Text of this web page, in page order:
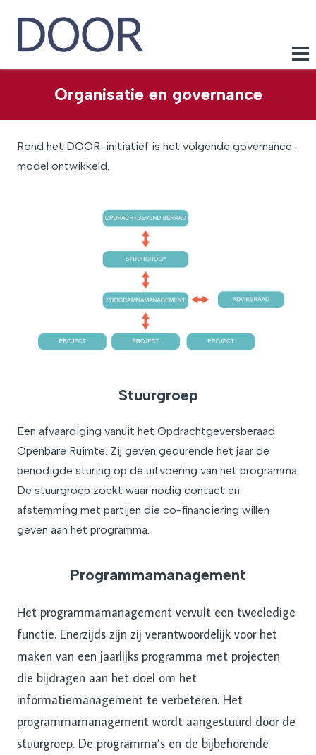
Organisatie en governance
Rond het DOOR-initiatief is het volgende governance-
model ontwikkeld.
Stuurgroep
Een afvaardiging vanuit het Opdrachtgeversberaad
Openbare Ruimte. Zij geven gedurende het jaar de
benodigde sturing op de uitvoering van het programma.
De stuurgroep zoekt waar nodig contact en
afstemming met partijen die co-financiering willen
geven aan het programma.
Programmamanagement
Het programmamanagement vervult een tweeledige
functie. Enerzijds zijn zij verantwoordelijk voor het
maken van een jaarlijks programma met projecten
die bijdragen aan het doel om het
informatiemanagement te verbeteren. Het
programmamanagement wordt aangestuurd door de
stuurgroep. De programma’s en de bijbehorende